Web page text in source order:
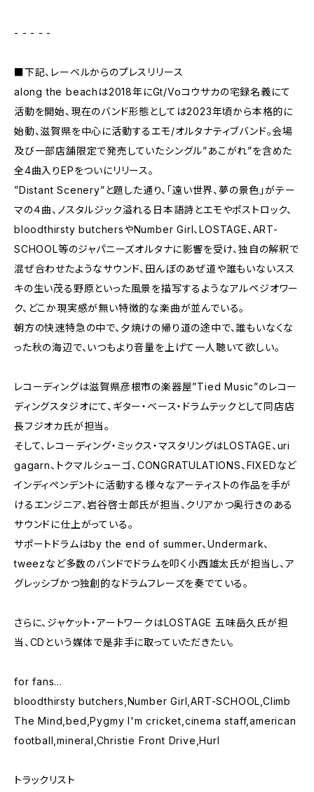
- - - - -
■下記、レーベルからのプレスリリース
along the beachは2018年にGt/Voコウサカの宅録名義にて
活動を開始、現在のバンド形態としては2023年頃から本格的に
始動、滋賀県を中心に活動するエモ/オルタナティブバンド。会場
及び一部店舗限定で発売していたシングル”あこがれ”を含めた
全4曲入りEPをついにリリース。
”Distant Scenery”と題した通り、「遠い世界、夢の景色」がテー
マの４曲、ノスタルジック溢れる日本語詩とエモやポストロック、
bloodthirsty butchersやNumber Girl、LOSTAGE、ART-
SCHOOL等のジャパニーズオルタナに影響を受け、独自の解釈で
混ぜ合わせたようなサウンド、田んぼのあぜ道や誰もいないスス
キの生い茂る野原といった風景を描写するようなアルペジオワー
ク、どこか現実感が無い特徴的な楽曲が並んでいる。
朝方の快速特急の中で、夕焼けの帰り道の途中で、誰もいなくな
った秋の海辺で、いつもより音量を上げて一人聴いて欲しい。
レコーディングは滋賀県彦根市の楽器屋”Tied Music”のレコー
ディングスタジオにて、ギター・ベース・ドラムテックとして同店店
長フジオカ氏が担当。
そして、レコーディング・ミックス・マスタリングはLOSTAGE、uri
gagarn、トクマルシューゴ、CONGRATULATIONS、FIXEDなど
インディペンデントに活動する様々なアーティストの作品を手が
けるエンジニア、岩谷啓士郎氏が担当、クリアかつ奥行きのある
サウンドに仕上がっている。
サポートドラムはby the end of summer、Undermark、
tweezなど多数のバンドでドラムを叩く小西雄太氏が担当し、ア
グレッシブかつ独創的なドラムフレーズを奏でている。
さらに、ジャケット・アートワークはLOSTAGE 五味岳久氏が担
当、CDという媒体で是非手に取っていただきたい。
for fans…
bloodthirsty butchers,Number Girl,ART-SCHOOL,Climb
The Mind,bed,Pygmy I'm cricket,cinema staff,american
football,mineral,Christie Front Drive,Hurl
トラックリスト